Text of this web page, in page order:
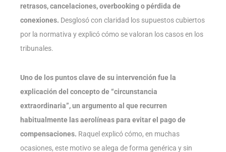
retrasos, cancelaciones, overbooking o pérdida de
conexiones. Desglosó con claridad los supuestos cubiertos
por la normativa y explicó cómo se valoran los casos en los
tribunales.
Uno de los puntos clave de su intervención fue la
explicación del concepto de “circunstancia
extraordinaria”, un argumento al que recurren
habitualmente las aerolíneas para evitar el pago de
compensaciones. Raquel explicó cómo, en muchas
ocasiones, este motivo se alega de forma genérica y sin